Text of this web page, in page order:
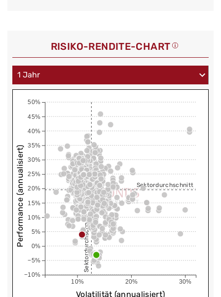
RISIKO-RENDITE-CHART
10% 20% 30%
−10%
−5%
0%
5%
10%
15%
20%
25%
30%
35%
40%
45%
50%
Sektordurchschnitt
Sektordurchschnitt
Volatilität (annualisiert)
Performance (annualisiert)